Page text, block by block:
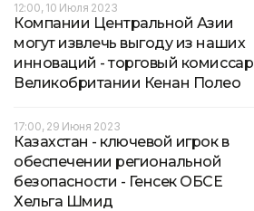
12:00, 10 Июля 2023
Компании Центральной Азии
могут извлечь выгоду из наших
инноваций - торговый комиссар
Великобритании Кенан Полео
17:00, 29 Июня 2023
Казахстан - ключевой игрок в
обеспечении региональной
безопасности - Генсек ОБСЕ
Хельга Шмид